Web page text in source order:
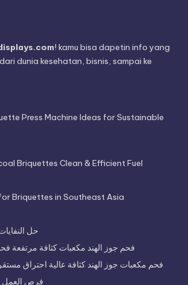
! kamu bisa dapetin info yang
dunia kesehatan, bisnis, sampai ke
Press Machine Ideas for Sustainable
Briquettes Clean & Efficient Fuel
Briquettes in Southeast Asia
حل
فحم جوز الهند مكعبات كثافة مرتفعة
فحم مكعبات جوز الهند كثافة عالية احتراق
فرص العمل